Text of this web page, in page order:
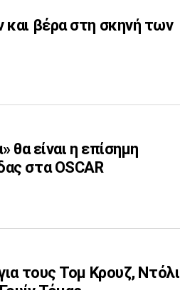
βέρα στη σκηνή των
θα είναι η επίσημη
στα OSCAR
τους Τομ Κρουζ, Ντόλι